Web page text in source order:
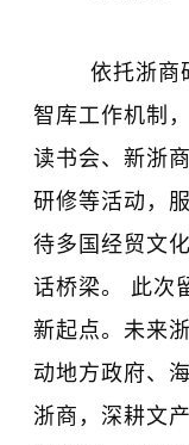
依托浙商研
智库工作机制
读书会、新浙
研修等活动，
待多国经贸文
话桥梁。 此次
新起点。未来
动地方政府、
浙商，深耕文